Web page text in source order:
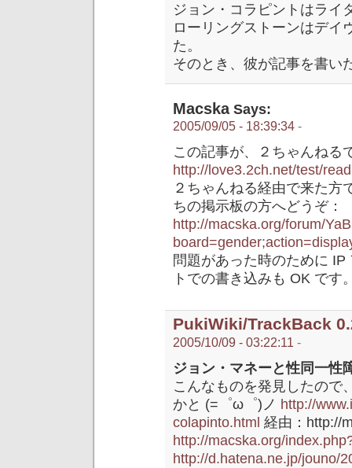
ジョン・コラピントはライ
ローリングストーンはデイ
た。
そのとき、彼が記事を書い
MacskaSays:
2005/09/05 - 18:39:34 -
この記事が、２ちゃんねる
http://love3.2ch.net/test/
２ちゃんねる経由で来た方
ちの掲示板の方へどうぞ：
http://macska.org/forum/
問題があった時のために
トでの書き込みも OK です
PukiWiki/TrackBack
2005/10/09 - 03:22:11 -
ジョン・マネーと性同一性
こんなものを発見したので
かと (=゜ω゜)ノ http://
colapinto.html 経由：http://
http://macska.org/
http://d.hatena.ne.jp/jouno/